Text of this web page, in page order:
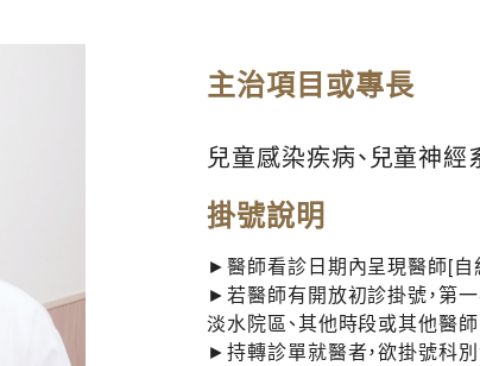
主治項目或專長
兒童感染疾病、兒童神經
掛號說明
►醫師看診日期內呈現醫師[自
►若醫師有開放初診掛號，第
淡水院區、其他時段或其他醫師
►持轉診單就醫者，欲掛號科